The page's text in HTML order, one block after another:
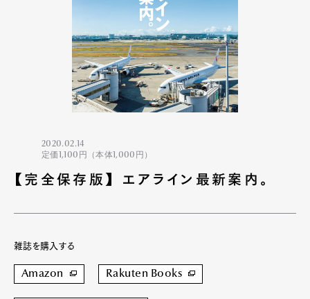
2020.02.14
定価1,100円（本体1,000円）
【完全保存版】 エアライン最新案内。
雑誌を購入する
Amazon Rakuten Books